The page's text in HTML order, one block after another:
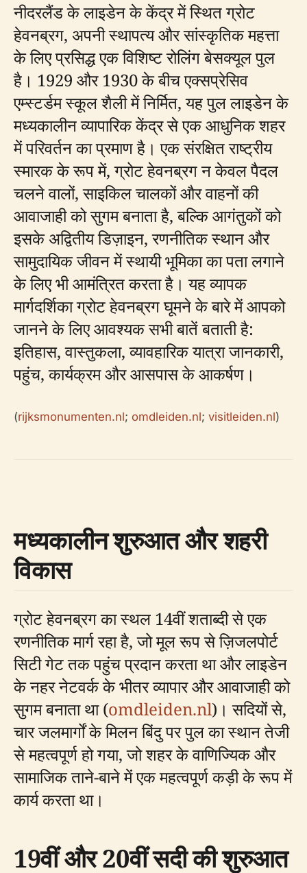
नीदरलैंड के लाइडेन के केंद्र में स्थित ग्रोट
हेवनब्रग, अपनी स्थापत्य और सांस्कृतिक महत्ता
के लिए प्रसिद्ध एक विशिष्ट रोलिंग बेसक्यूल पुल
है। 1929 और 1930 के बीच एक्सप्रेसिव
एम्स्टर्डम स्कूल शैली में निर्मित, यह पुल लाइडेन के
मध्यकालीन व्यापारिक केंद्र से एक आधुनिक शहर
में परिवर्तन का प्रमाण है। एक संरक्षित राष्ट्रीय
स्मारक के रूप में, ग्रोट हेवनब्रग न केवल पैदल
चलने वालों, साइकिल चालकों और वाहनों की
आवाजाही को सुगम बनाता है, बल्कि आगंतुकों को
इसके अद्वितीय डिज़ाइन, रणनीतिक स्थान और
सामुदायिक जीवन में स्थायी भूमिका का पता लगाने
के लिए भी आमंत्रित करता है। यह व्यापक
मार्गदर्शिका ग्रोट हेवनब्रग घूमने के बारे में आपको
जानने के लिए आवश्यक सभी बातें बताती है:
इतिहास, वास्तुकला, व्यावहारिक यात्रा जानकारी,
पहुंच, कार्यक्रम और आसपास के आकर्षण।
(rijksmonumenten.nl; omdleiden.nl; visitleiden.nl)
मध्यकालीन शुरुआत और शहरी
विकास
ग्रोट हेवनब्रग का स्थल 14वीं शताब्दी से एक
रणनीतिक मार्ग रहा है, जो मूल रूप से ज़िजलपोर्ट
सिटी गेट तक पहुंच प्रदान करता था और लाइडेन
के नहर नेटवर्क के भीतर व्यापार और आवाजाही को
सुगम बनाता था (omdleiden.nl)। सदियों से,
चार जलमार्गों के मिलन बिंदु पर पुल का स्थान तेजी
से महत्वपूर्ण हो गया, जो शहर के वाणिज्यिक और
सामाजिक ताने-बाने में एक महत्वपूर्ण कड़ी के रूप में
कार्य करता था।
19वीं और 20वीं सदी की शुरुआत